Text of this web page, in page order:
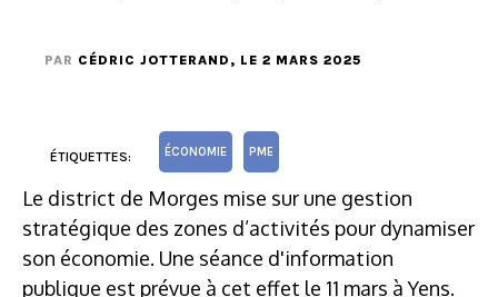
PAR CÉDRIC JOTTERAND , LE 2 MARS 2025
ÉTIQUETTES: ÉCONOMIE PME
Le district de Morges mise sur une gestion
stratégique des zones d’activités pour dynamiser
son économie. Une séance d'information
publique est prévue à cet effet le 11 mars à Yens.